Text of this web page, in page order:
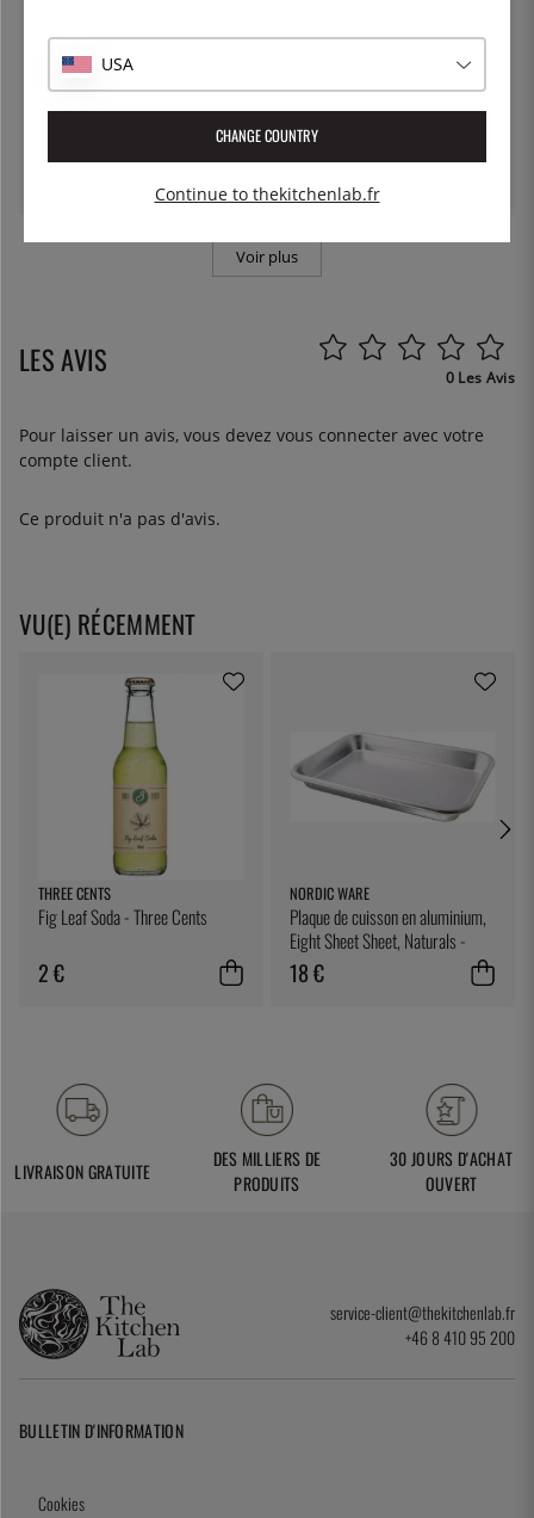
Cuillère gastro / cuillère de
service
7 €
Voir plus
LES AVIS 0 Les Avis
Pour laisser un avis, vous devez vous connecter avec votre
compte client.
Ce produit n'a pas d'avis.
VU(E) RÉCEMMENT
THREE CENTS
Fig Leaf Soda - Three Cents
2 €
NORDIC WARE
Plaque de cuisson en aluminium,
Eight Sheet Sheet, Naturals -
Nordic Ware
18 €
LIVRAISON GRATUITE
DES MILLIERS DE
PRODUITS
30 JOURS D'ACHAT
OUVERT
service-client@thekitchenlab.fr
+46 8 410 95 200
BULLETIN D'INFORMATION
Cookies
USA
CHANGE COUNTRY
Continue to thekitchenlab.fr